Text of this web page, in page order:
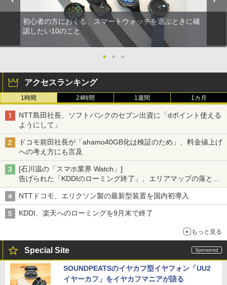
初心者の方におくる、スマートウォッチを選ぶときに確
認したい10のこと
● ● ●
アクセスランキング
1時間 24時間 1週間 1カ月
NTT島田社長、ソフトバンクのセブン出資に「dポイント使える
ようにして」
ドコモ前田社長が「ahamo40GB化は検証のため」、料金値上げ
への考え方にも言及
[石川温の「スマホ業界 Watch」]
告げられた「KDDIのローミング終了」、エリアマップの落とし
穴と楽天モバイルの課題
NTTドコモ、エリクソン製の最新型装置を国内初導入
KDDI、楽天へのローミングを9月末で終了
もっと見る
Special Site
SOUNDPEATSのイヤカフ型イヤフォン「UU2
イヤーカフ」をイヤカフマニアが語る